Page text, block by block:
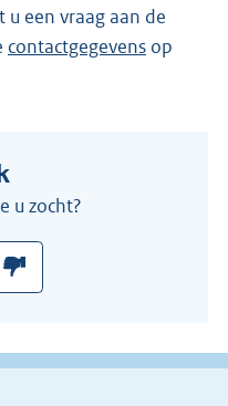
u een vraag aan de
contactgegevens op
u zocht?